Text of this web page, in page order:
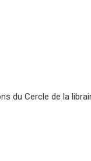
du Cercle de la